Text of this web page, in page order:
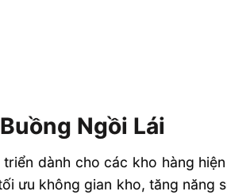
Ngồi Lái
dành cho các kho hàng
ưu không gian kho, tăng năng